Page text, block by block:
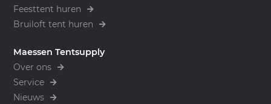
Feesttent huren
Bruiloft tent huren
Maessen Tentsupply
Over ons
Service
Nieuws